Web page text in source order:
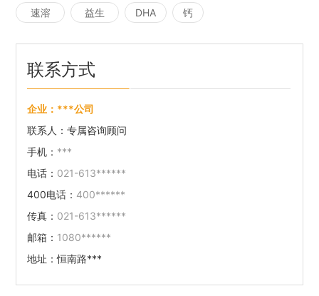
速溶
益生
DHA 钙
联系方式
企业： ***公司
联系人：专属咨询顾问
手机： ***
电话： 021-613******
400电话： 400******
传真： 021-613******
邮箱： 1080******
地址：恒南路***